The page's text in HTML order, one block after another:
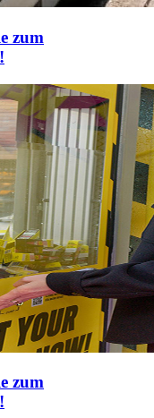
zum
zum